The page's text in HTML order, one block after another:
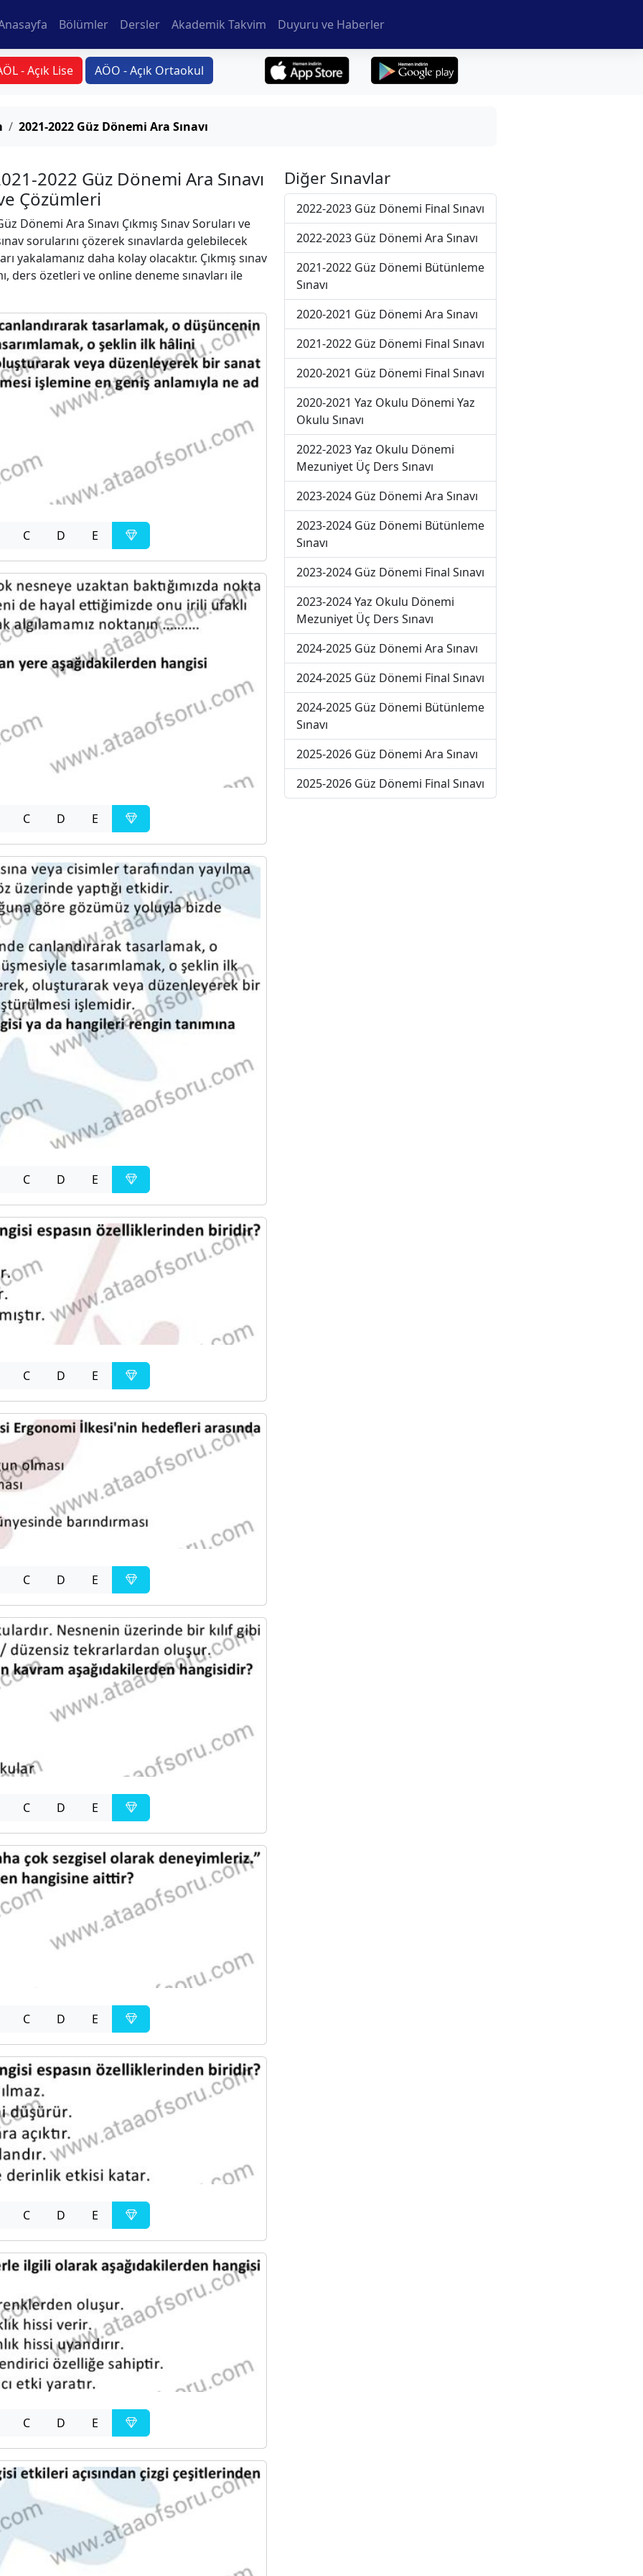
Bölümler Dersler Akademik Takvim Duyuru ve Haberler
- Açık Lise AÖO - Açık Ortaokul
2021-2022 Güz Dönemi Ara Sınavı
2022 Güz Dönemi Ara Sınavı
Çözümleri
Dönemi Ara Sınavı Çıkmış Sınav Soruları ve
sorularını çözerek sınavlarda gelebilecek
yakalamanız daha kolay olacaktır. Çıkmış sınav
ders özetleri ve online deneme sınavları ile
C D E
C D E
C D E
C D E
C D E
C D E
C D E
C D E
C D E
Diğer Sınavlar
2022-2023 Güz Dönemi Final Sınavı
2022-2023 Güz Dönemi Ara Sınavı
2021-2022 Güz Dönemi Bütünleme
Sınavı
2020-2021 Güz Dönemi Ara Sınavı
2021-2022 Güz Dönemi Final Sınavı
2020-2021 Güz Dönemi Final Sınavı
2020-2021 Yaz Okulu Dönemi Yaz
Okulu Sınavı
2022-2023 Yaz Okulu Dönemi
Mezuniyet Üç Ders Sınavı
2023-2024 Güz Dönemi Ara Sınavı
2023-2024 Güz Dönemi Bütünleme
Sınavı
2023-2024 Güz Dönemi Final Sınavı
2023-2024 Yaz Okulu Dönemi
Mezuniyet Üç Ders Sınavı
2024-2025 Güz Dönemi Ara Sınavı
2024-2025 Güz Dönemi Final Sınavı
2024-2025 Güz Dönemi Bütünleme
Sınavı
2025-2026 Güz Dönemi Ara Sınavı
2025-2026 Güz Dönemi Final Sınavı